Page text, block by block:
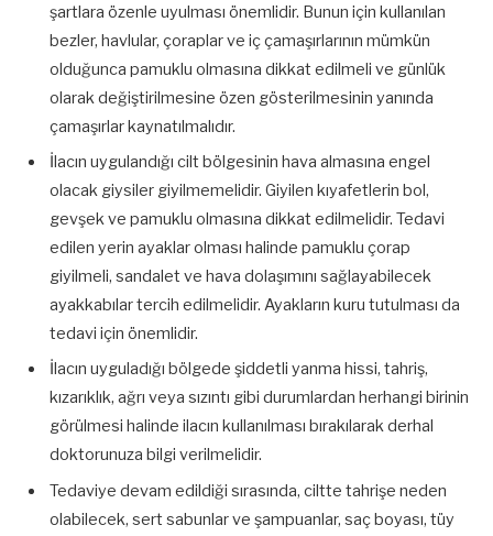
şartlara özenle uyulması önemlidir. Bunun için kullanılan
bezler, havlular, çoraplar ve iç çamaşırlarının mümkün
olduğunca pamuklu olmasına dikkat edilmeli ve günlük
olarak değiştirilmesine özen gösterilmesinin yanında
çamaşırlar kaynatılmalıdır.
İlacın uygulandığı cilt bölgesinin hava almasına engel
olacak giysiler giyilmemelidir. Giyilen kıyafetlerin bol,
gevşek ve pamuklu olmasına dikkat edilmelidir. Tedavi
edilen yerin ayaklar olması halinde pamuklu çorap
giyilmeli, sandalet ve hava dolaşımını sağlayabilecek
ayakkabılar tercih edilmelidir. Ayakların kuru tutulması da
tedavi için önemlidir.
İlacın uyguladığı bölgede şiddetli yanma hissi, tahriş,
kızarıklık, ağrı veya sızıntı gibi durumlardan herhangi birinin
görülmesi halinde ilacın kullanılması bırakılarak derhal
doktorunuza bilgi verilmelidir.
Tedaviye devam edildiği sırasında, ciltte tahrişe neden
olabilecek, sert sabunlar ve şampuanlar, saç boyası, tüy